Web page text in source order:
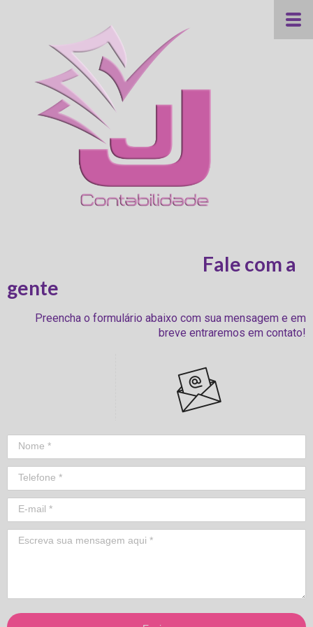
Fale com a
gente
Preencha o formulário abaixo com sua mensagem e em
breve entraremos em contato!